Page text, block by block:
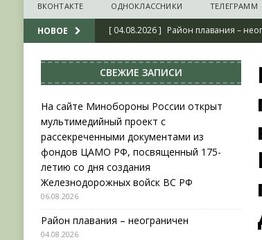
ВКОНТАКТЕ ОДНОКЛАССНИКИ ТЕЛЕГРАММ
НОВОЕ [ 04.08.2026 ] Район плавания –
НОВОСТИ
[ 31.07.2026 ]
АВГУСТ В ВОЕННОЙ
[ 19.07.2026 ]
[ 06.08.2026 ] На сайте Минобороны
фондов ЦАМО РФ, посвященный
СВЕЖИЕ ЗАПИСИ
На сайте Минобороны России открыт
мультимедийный проект с
рассекреченными документами из
фондов ЦАМО РФ, посвященный 175-
летию со дня создания
Железнодорожных войск ВС РФ
06.08.2026
Район плавания – неограничен
04.08.2026